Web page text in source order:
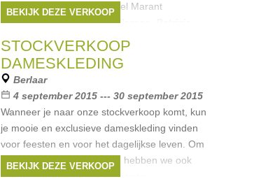
hauts - Patrizia pépé - Isabel Marant
Merken:Max Mara,Bellerose
Pepe, Pinko ,BY MALENE BIRGER
BEKIJK DEZE VERKOOP
STOCKVERKOOP
DAMESKLEDING
Berlaar
4 september 2015 --- 30 september 2015
Wanneer je naar onze stockverkoop komt, kun
je mooie en exclusieve dameskleding vinden
voor feesten en voor het dagelijkse leven. Om
uw outfit volledig te maken, hebben we ook
vele accessoires zoals schoenen,
BEKIJK DEZE VERKOOP